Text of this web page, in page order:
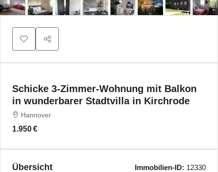
Schicke 3-Zimmer-Wohnung mit Balkon
in wunderbarer Stadtvilla in Kirchrode
Hannover
1.950 €
Übersicht Immobilien-ID: 12330